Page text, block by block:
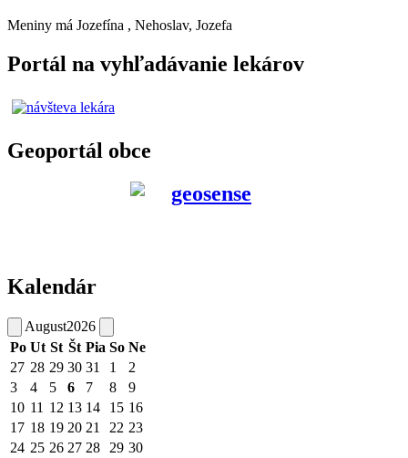
Meniny má Jozefína , Nehoslav, Jozefa
Portál na vyhľadávanie lekárov
Geoportál obce
Kalendár
August2026
Po Ut St Št Pia So Ne
27 28 29 30 31 1
2
3
4 5 6 7 8
9
10 11 12 13 14 15 16
17 18 19 20 21 22 23
24 25 26 27 28 29 30